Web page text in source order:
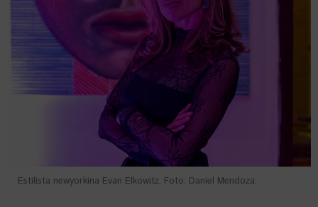
Estilista newyorkina Evan Elkowitz. Foto: Daniel Mendoza.